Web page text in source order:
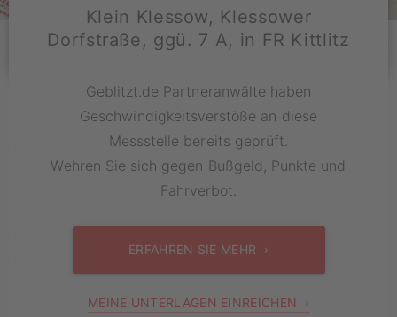
Klein Klessow, Klessower
Dorfstraße, ggü. 7 A, in FR Kittlitz
Geblitzt.de Partneranwälte haben
Geschwindigkeitsverstöße an diese
Messstelle bereits geprüft.
Wehren Sie sich gegen Bußgeld, Punkte und
Fahrverbot.
ERFAHREN SIE MEHR ›
MEINE UNTERLAGEN EINREICHEN ›